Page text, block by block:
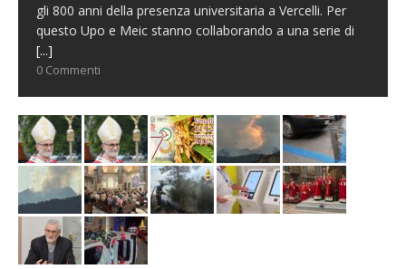
gli 800 anni della presenza universitaria a Vercelli. Per
questo Upo e Meic stanno collaborando a una serie di
[...]
0 Commenti